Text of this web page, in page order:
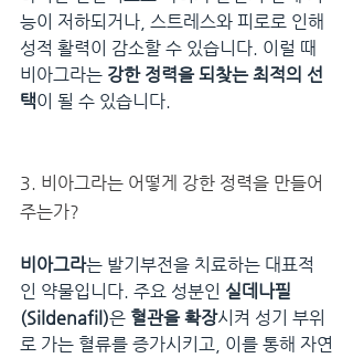
능이 저하되거나, 스트레스와 피로로 인해
성적 활력이 감소할 수 있습니다. 이럴 때
비아그라는 강한 정력을 되찾는 최적의 선
택이 될 수 있습니다.
3. 비아그라는 어떻게 강한 정력을 만들어
주는가?
비아그라는 발기부전을 치료하는 대표적
인 약물입니다. 주요 성분인 실데나필
(Sildenafil)은 혈관을 확장시켜 성기 부위
로 가는 혈류를 증가시키고, 이를 통해 자연